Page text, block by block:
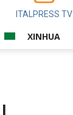
ITALPRESS TV
XINHUA